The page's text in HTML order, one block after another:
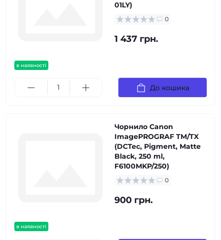
в наявності
01LY)
0
1 437 грн.
До кошика
в наявності
Чорнило Canon
ImagePROGRAF TM/TX
(DCTec, Pigment, Matte
Black, 250 ml,
F6100MKP/250)
0
900 грн.